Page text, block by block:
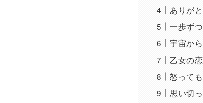
ありが
一歩ずつ
宇宙か
乙女の
怒って
思い切